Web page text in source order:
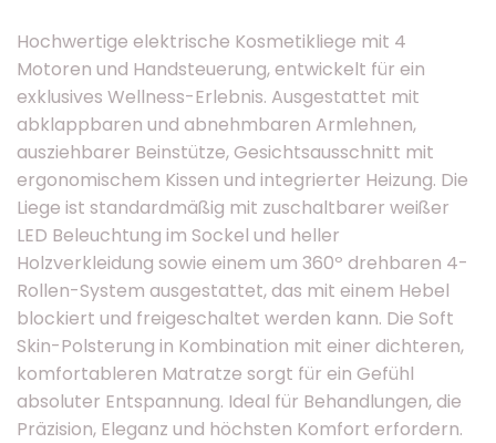
Hochwertige elektrische Kosmetikliege mit 4
Motoren und Handsteuerung, entwickelt für ein
exklusives Wellness-Erlebnis. Ausgestattet mit
abklappbaren und abnehmbaren Armlehnen,
ausziehbarer Beinstütze, Gesichtsausschnitt mit
ergonomischem Kissen und integrierter Heizung. Die
Liege ist standardmäßig mit zuschaltbarer weißer
LED Beleuchtung im Sockel und heller
Holzverkleidung sowie einem um 360º drehbaren 4-
Rollen-System ausgestattet, das mit einem Hebel
blockiert und freigeschaltet werden kann. Die Soft
Skin-Polsterung in Kombination mit einer dichteren,
komfortableren Matratze sorgt für ein Gefühl
absoluter Entspannung. Ideal für Behandlungen, die
Präzision, Eleganz und höchsten Komfort erfordern.